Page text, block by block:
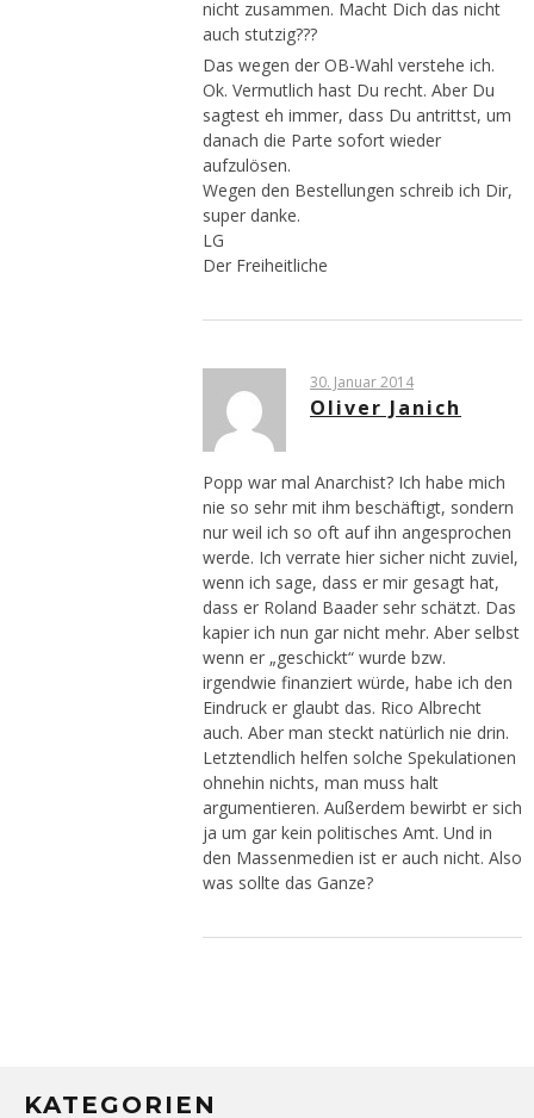
nicht zusammen. Macht Dich das nicht
auch stutzig???
Das wegen der OB-Wahl verstehe ich.
Ok. Vermutlich hast Du recht. Aber Du
sagtest eh immer, dass Du antrittst, um
danach die Parte sofort wieder
aufzulösen.
Wegen den Bestellungen schreib ich Dir,
super danke.
LG
Der Freiheitliche
30. Januar 2014
Oliver Janich
Popp war mal Anarchist? Ich habe mich
nie so sehr mit ihm beschäftigt, sondern
nur weil ich so oft auf ihn angesprochen
werde. Ich verrate hier sicher nicht zuviel,
wenn ich sage, dass er mir gesagt hat,
dass er Roland Baader sehr schätzt. Das
kapier ich nun gar nicht mehr. Aber selbst
wenn er „geschickt“ wurde bzw.
irgendwie finanziert würde, habe ich den
Eindruck er glaubt das. Rico Albrecht
auch. Aber man steckt natürlich nie drin.
Letztendlich helfen solche Spekulationen
ohnehin nichts, man muss halt
argumentieren. Außerdem bewirbt er sich
ja um gar kein politisches Amt. Und in
den Massenmedien ist er auch nicht. Also
was sollte das Ganze?
KATEGORIEN